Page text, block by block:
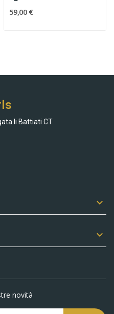
59,00 €
li Battiati CT


novità